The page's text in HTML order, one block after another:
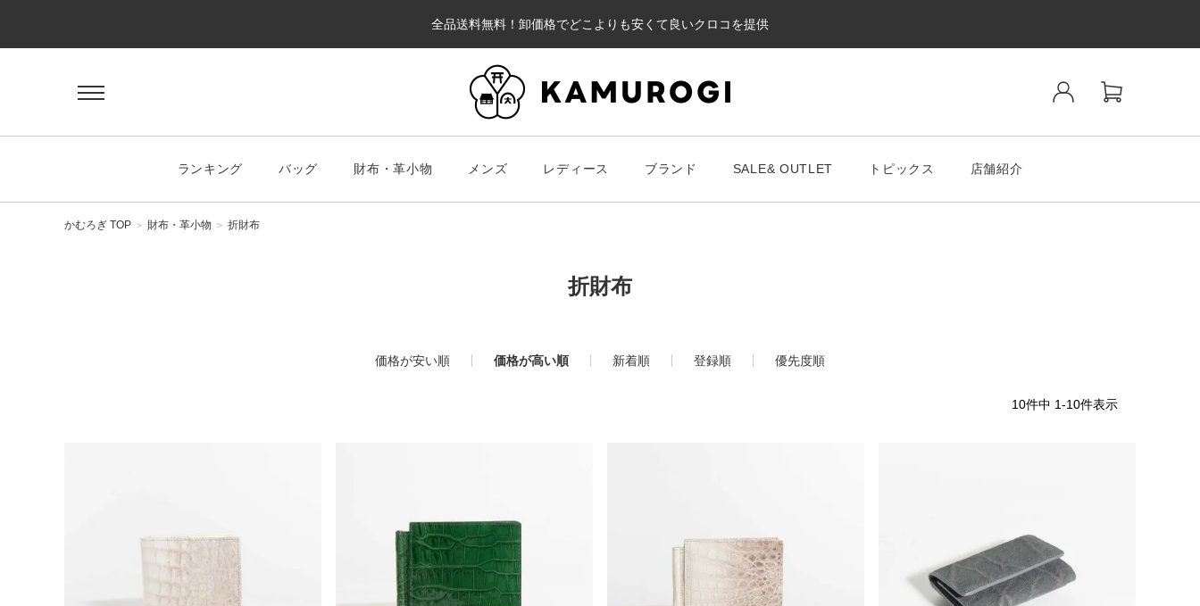
全品送料無料！卸価格でどこよりも安くて良いクロコを提供
ランキング バッグ 財布・革小物 メンズ レディース ブランド SALE& OUTLET トピックス 店舗紹介
KEYWORD
スマート財布
ラウンド財布
Christiano Romeo
かむろぎ TOP 財布・革小物 折財布
折財布
価格が安い順 価格が高い順 新着順 登録順 優先度順
10件中 1-10件表示